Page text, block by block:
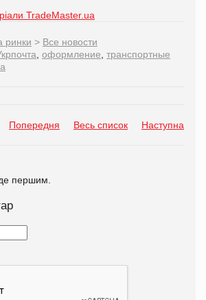
TradeMaster.ua
ринки > Все новости
оформление транспортные
Попередня Весь список Наступна
першим.